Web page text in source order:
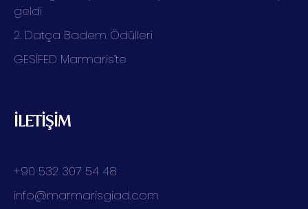
geldi
2. Datça Badem Ödülleri
GESİFED Marmaris’te
İLETİŞİM
+90 532 307 54 48
info@marmarisgiad.com